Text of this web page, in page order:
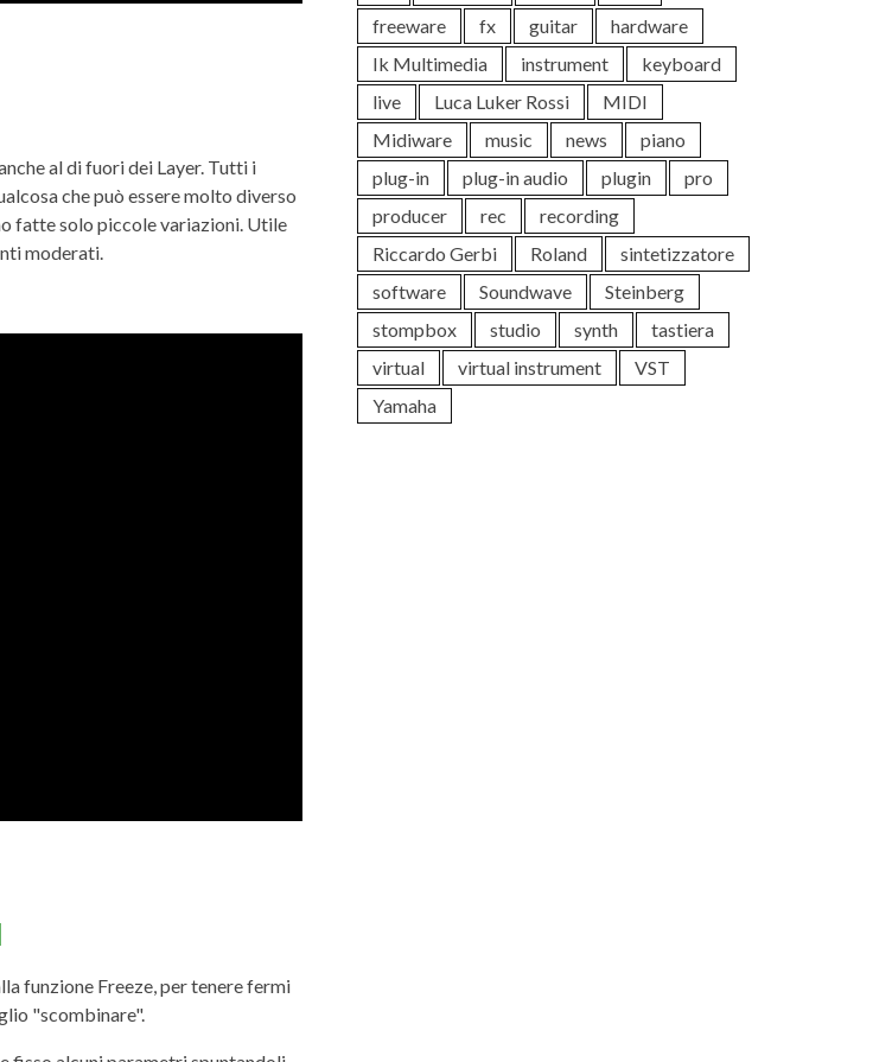
al di fuori dei Layer. Tutti i
che può essere molto diverso
fatte solo piccole variazioni. Utile
moderati.
funzione Freeze, per tenere fermi
"scombinare".
freeware
fx guitar
hardware
Ik Multimedia
instrument
keyboard
live
Luca Luker Rossi
MIDI
Midiware
music news
piano
plug-in
plug-in audio plugin
pro
producer
rec
recording
Riccardo Gerbi
Roland
sintetizzatore
software
Soundwave
Steinberg
stompbox
studio synth
tastiera
virtual
virtual instrument
VST
Yamaha